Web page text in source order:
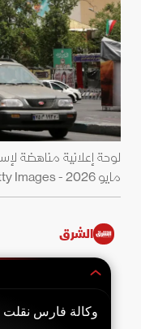
مايو 2026 - Getty Images
الشرق
وكالة فارس نقلت